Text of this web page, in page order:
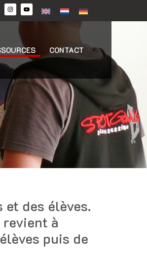
CONTACT
des élèves.
à
puis de